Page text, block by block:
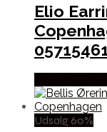
Elio
Udsalg 60%